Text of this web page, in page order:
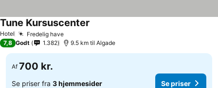
Hotel Fredelig have
Tune Kursuscenter
7,8 Godt 1.382 9.5 km til Algade
Af 700 kr.
Se priser fra 3 hjemmesider Se priser